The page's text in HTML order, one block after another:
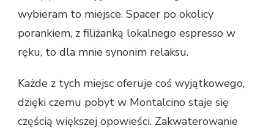
wybieram to miejsce. Spacer po okolicy
porankiem, z filiżanką lokalnego espresso w
ręku, to dla mnie synonim relaksu.
Każde z tych miejsc oferuje coś wyjątkowego,
dzięki czemu pobyt w Montalcino staje się
częścią większej opowieści. Zakwaterowanie